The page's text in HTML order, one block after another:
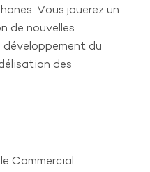
Vous jouerez un
de nouvelles
du
des
Commercial